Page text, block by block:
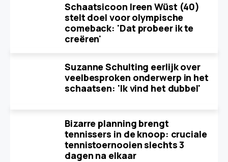
Schaatsicoon Ireen Wüst (40)
stelt doel voor olympische
comeback: 'Dat probeer ik te
creëren'
Suzanne Schulting eerlijk over
veelbesproken onderwerp in het
schaatsen: 'Ik vind het dubbel'
Bizarre planning brengt
tennissers in de knoop: cruciale
tennistoernooien slechts 3
dagen na elkaar